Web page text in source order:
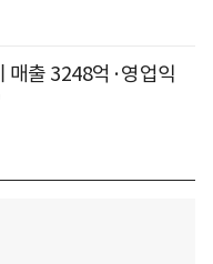
매출 3248억·영업익